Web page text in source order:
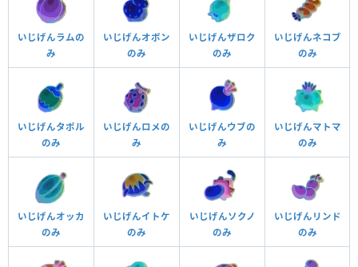
いじげんラムの
み
いじげんオボン
のみ
いじげんザロク
のみ
いじげんネコブ
のみ
いじげんタポル
のみ
いじげんロメの
み
いじげんウブの
み
いじげんマトマ
のみ
いじげんオッカ
のみ
いじげんイトケ
のみ
いじげんソクノ
のみ
いじげんリンド
のみ